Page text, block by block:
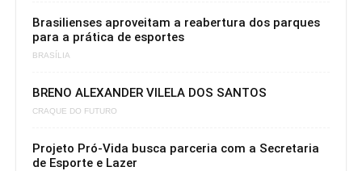
Brasilienses aproveitam a reabertura dos parques
para a prática de esportes
BRASÍLIA
BRENO ALEXANDER VILELA DOS SANTOS
CRAQUE DO FUTURO
Projeto Pró-Vida busca parceria com a Secretaria
de Esporte e Lazer